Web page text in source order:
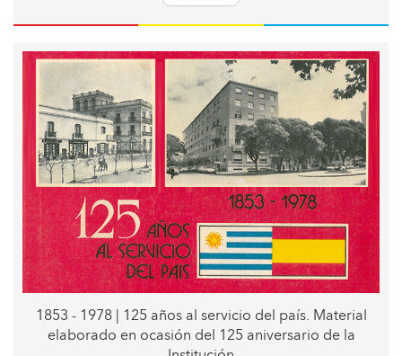
1853 - 1978 | 125 años al servicio del país. Material
elaborado en ocasión del 125 aniversario de la